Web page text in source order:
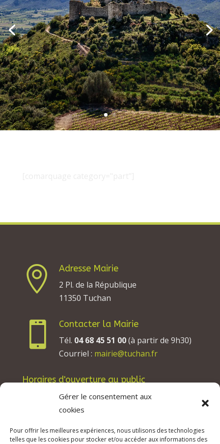
Gérer le consentement aux
cookies
Pour offrir les meilleures expériences, nous utilisons des technologies
telles que les cookies pour stocker et/ou accéder aux informations des

Adresse Mairie
2 Pl. de la République
11350 Tuchan

Contacter la Mairie
Tél. 04 68 45 51 00(à partir de 9h30)
Courriel : mairie@tuchan.fr
Horaires d'ouverture au public
Les lundis, mardis et jeudis : de 8h à 12h et de
13h30 à 17h30.
Les vendredis : de 8h à 12h.